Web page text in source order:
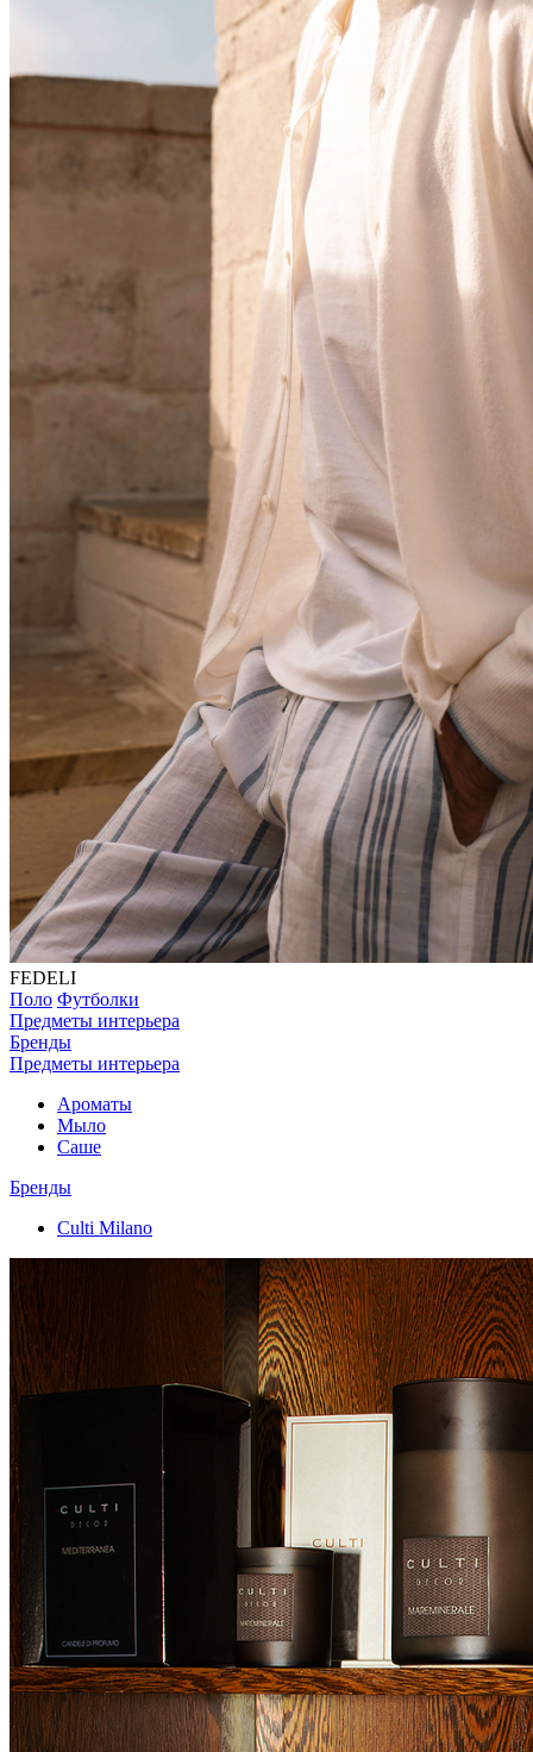
FEDELI
Поло Футболки
Предметы интерьера
Бренды
Предметы интерьера
Ароматы
Мыло
Саше
Бренды
Culti Milano